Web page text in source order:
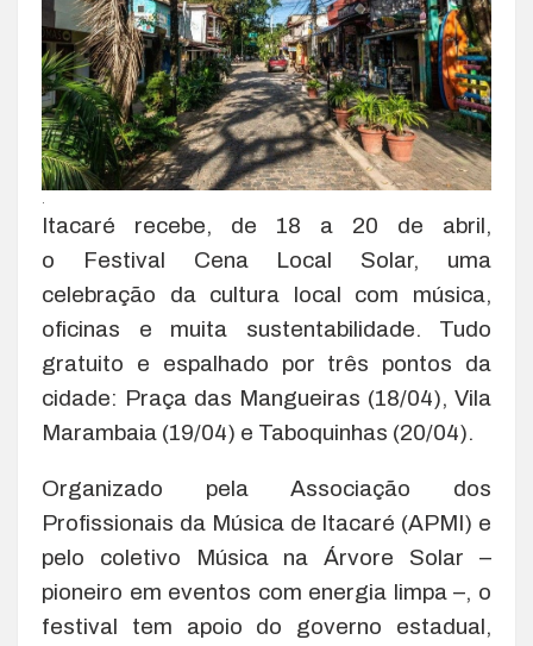
Itacaré recebe, de 18 a 20 de abril,
o Festival Cena Local Solar, uma
celebração da cultura local com música,
oficinas e muita sustentabilidade. Tudo
gratuito e espalhado por três pontos da
cidade: Praça das Mangueiras (18/04), Vila
Marambaia (19/04) e Taboquinhas (20/04).
Organizado pela Associação dos
Profissionais da Música de Itacaré (APMI) e
pelo coletivo Música na Árvore Solar –
pioneiro em eventos com energia limpa –, o
festival tem apoio do governo estadual,